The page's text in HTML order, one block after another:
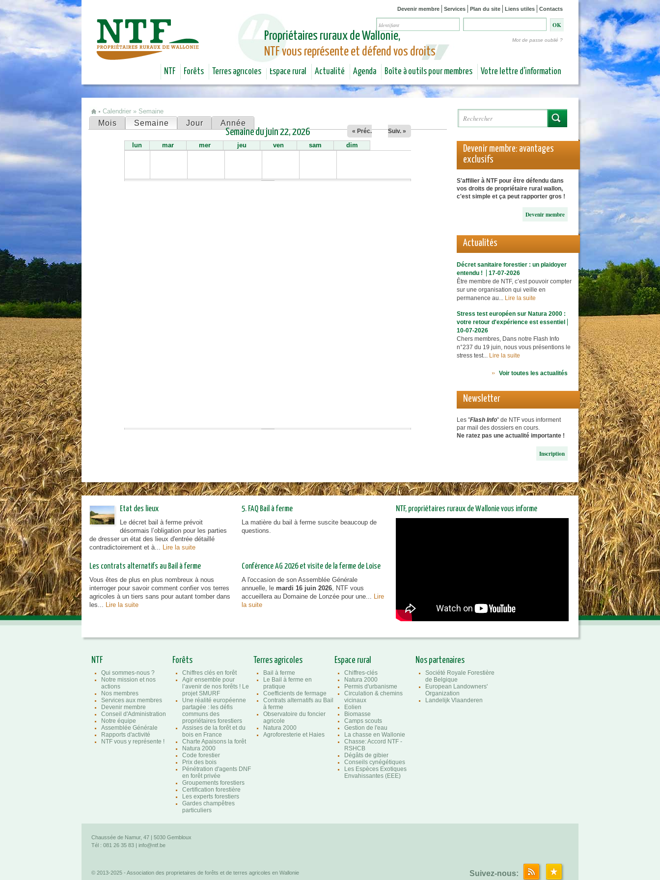
Devenir membre Services Plan du site Liens utiles Contacts
Mot de passe oublié ?
Propriétaires ruraux de Wallonie,
NTF vous représente et défend vos droits
NTF Forêts Terres agricoles Espace rural Actualité Agenda Boîte à outils pour membres Votre lettre d'information
Vous êtes ici
Calendrier » Semaine
Formulaire de recherche
Rechercher
Onglets principaux
Mois Semaine (onglet actif)
Jour Année
Semaine du juin 22, 2026 « Préc. Suiv. »
lun mar mer jeu ven sam dim
Devenir membre: avantages
exclusifs
S'affilier à NTF pour être défendu dans
vos droits de propriétaire rural wallon,
c'est simple et ça peut rapporter gros !
Devenir membre
Actualités
Décret sanitaire forestier : un plaidoyer
entendu !
17-07-2026
Être membre de NTF, c’est pouvoir compter
sur une organisation qui veille en
permanence au... Lire la suite
Stress test européen sur Natura 2000 :
votre retour d'expérience est essentiel
10-07-2026
Chers membres, Dans notre Flash Info
n°237 du 19 juin, nous vous présentions le
stress test... Lire la suite
Voir toutes les actualités
Newsletter
Les "Flash Info" de NTF vous informent
par mail des dossiers en cours.
Ne ratez pas une actualité importante !
Inscription
Etat des lieux
Le décret bail à ferme prévoit
désormais l’obligation pour les parties
de dresser un état des lieux d'entrée détaillé
contradictoirement et à... Lire la suite
5. FAQ Bail à ferme
La matière du bail à ferme suscite beaucoup de
questions.
Les contrats alternatifs au Bail à ferme
Vous êtes de plus en plus nombreux à nous
interroger pour savoir comment confier vos terres
agricoles à un tiers sans pour autant tomber dans
les... Lire la suite
Conférence AG 2026 et visite de la ferme de Loise
A l'occasion de son Assemblée Générale
annuelle, le mardi 16 juin 2026, NTF vous
accueillera au Domaine de Lonzée pour une... Lire
la suite
NTF, propriétaires ruraux de Wallonie vous informe
NTF
Qui sommes-nous ?
Notre mission et nos
actions
Nos membres
Services aux membres
Devenir membre
Conseil d'Administration
Notre équipe
Assemblée Générale
Rapports d'activité
NTF vous y représente !
Forêts
Chiffres clés en forêt
Agir ensemble pour
l’avenir de nos forêts ! Le
projet SMURF
Une réalité européenne
partagée : les défis
communs des
propriétaires forestiers
Assises de la forêt et du
bois en France
Charte Apaisons la forêt
Natura 2000
Code forestier
Prix des bois
Pénétration d'agents DNF
en forêt privée
Groupements forestiers
Certification forestière
Les experts forestiers
Gardes champêtres
particuliers
Terres agricoles
Bail à ferme
Le Bail à ferme en
pratique
Coefficients de fermage
Contrats alternatifs au Bail
à ferme
Observatoire du foncier
agricole
Natura 2000
Agroforesterie et Haies
Espace rural
Chiffres-clés
Natura 2000
Permis d'urbanisme
Circulation & chemins
vicinaux
Eolien
Biomasse
Camps scouts
Gestion de l'eau
La chasse en Wallonie
Chasse: Accord NTF -
RSHCB
Dégâts de gibier
Conseils cynégétiques
Les Espèces Exotiques
Envahissantes (EEE)
Nos partenaires
Société Royale Forestière
de Belgique
European Landowners'
Organization
Landelijk Vlaanderen
Chaussée de Namur, 47 | 5030 Gembloux
Tél : 081 26 35 83 | info@ntf.be
© 2013-2025 - Association des proprietaires de forêts et de terres agricoles en Wallonie Suivez-nous: